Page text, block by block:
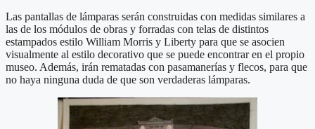
Las pantallas de lámparas serán construidas con medidas similares a
las de los módulos de obras y forradas con telas de distintos
estampados estilo William Morris y Liberty para que se asocien
visualmente al estilo decorativo que se puede encontrar en el propio
museo. Además, irán rematadas con pasamanerías y flecos, para que
no haya ninguna duda de que son verdaderas lámparas.